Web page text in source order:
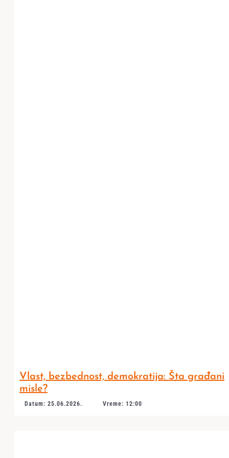
Vlast, bezbednost, demokratija: Šta građani
misle?
Datum: 25.06.2026. Vreme: 12:00